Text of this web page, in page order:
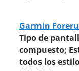
Garmin
Tipo de
compuesto;
todos los